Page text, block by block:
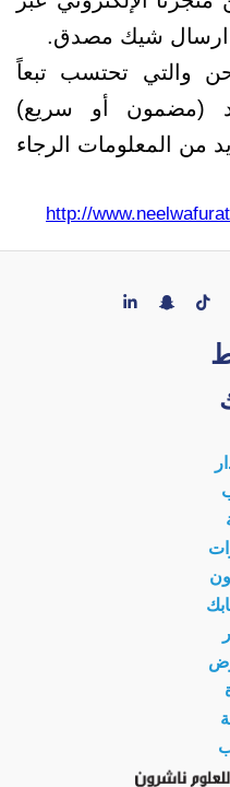
ارسال شيك مصدق.
والتي تحتسب تبعاً
(مضمون أو سريع)
من المعلومات الرجاء
http://